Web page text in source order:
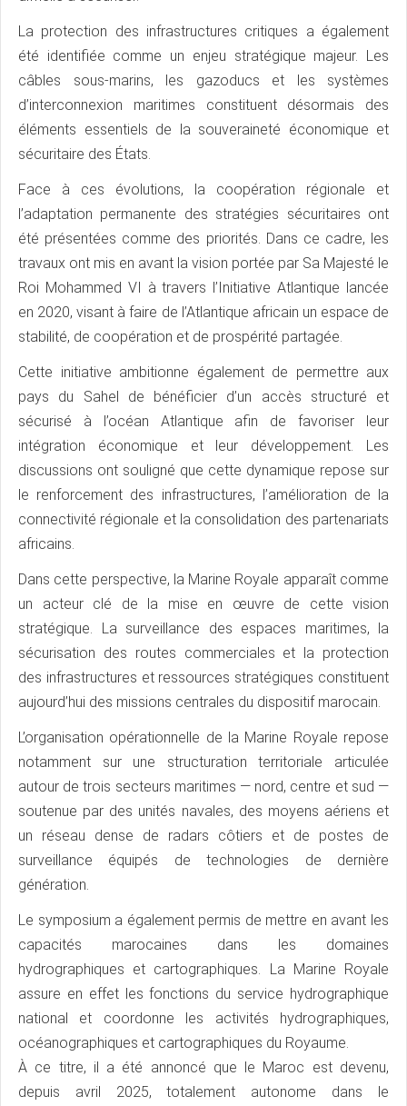
La protection des infrastructures critiques a également
été identifiée comme un enjeu stratégique majeur. Les
câbles sous-marins, les gazoducs et les systèmes
d’interconnexion maritimes constituent désormais des
éléments essentiels de la souveraineté économique et
sécuritaire des États.
Face à ces évolutions, la coopération régionale et
l’adaptation permanente des stratégies sécuritaires ont
été présentées comme des priorités. Dans ce cadre, les
travaux ont mis en avant la vision portée par Sa Majesté le
Roi Mohammed VI à travers l’Initiative Atlantique lancée
en 2020, visant à faire de l’Atlantique africain un espace de
stabilité, de coopération et de prospérité partagée.
Cette initiative ambitionne également de permettre aux
pays du Sahel de bénéficier d’un accès structuré et
sécurisé à l’océan Atlantique afin de favoriser leur
intégration économique et leur développement. Les
discussions ont souligné que cette dynamique repose sur
le renforcement des infrastructures, l’amélioration de la
connectivité régionale et la consolidation des partenariats
africains.
Dans cette perspective, la Marine Royale apparaît comme
un acteur clé de la mise en œuvre de cette vision
stratégique. La surveillance des espaces maritimes, la
sécurisation des routes commerciales et la protection
des infrastructures et ressources stratégiques constituent
aujourd’hui des missions centrales du dispositif marocain.
L’organisation opérationnelle de la Marine Royale repose
notamment sur une structuration territoriale articulée
autour de trois secteurs maritimes — nord, centre et sud —
soutenue par des unités navales, des moyens aériens et
un réseau dense de radars côtiers et de postes de
surveillance équipés de technologies de dernière
génération.
Le symposium a également permis de mettre en avant les
capacités marocaines dans les domaines
hydrographiques et cartographiques. La Marine Royale
assure en effet les fonctions du service hydrographique
national et coordonne les activités hydrographiques,
océanographiques et cartographiques du Royaume.
À ce titre, il a été annoncé que le Maroc est devenu,
depuis avril 2025, totalement autonome dans le